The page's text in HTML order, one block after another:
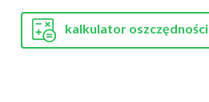
kalkulator oszczędności